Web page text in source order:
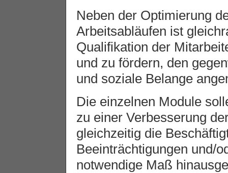
Neben der Optimierung
Arbeitsabläufen ist
Qualifikation der
und zu fördern, den
und soziale Belange
Die einzelnen Module
zu einer Verbesserung
gleichzeitig die
Beeinträchtigungen und/
notwendige Maß